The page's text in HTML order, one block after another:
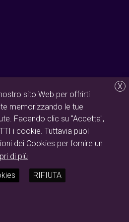
X
sito Web per offrirti
memorizzando le tue
Facendo clic su "Accetta",
i cookie. Tuttavia puoi
dei Cookies per fornire un
di più
RIFIUTA